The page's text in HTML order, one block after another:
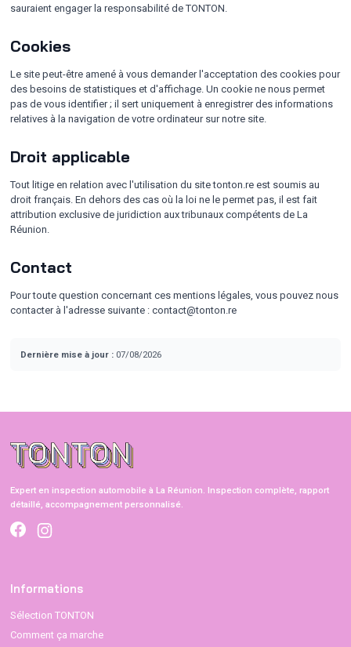
sauraient engager la responsabilité de TONTON.
Cookies
Le site peut-être amené à vous demander l'acceptation des cookies pour
des besoins de statistiques et d'affichage. Un cookie ne nous permet
pas de vous identifier ; il sert uniquement à enregistrer des informations
relatives à la navigation de votre ordinateur sur notre site.
Droit applicable
Tout litige en relation avec l'utilisation du site tonton.re est soumis au
droit français. En dehors des cas où la loi ne le permet pas, il est fait
attribution exclusive de juridiction aux tribunaux compétents de La
Réunion.
Contact
Pour toute question concernant ces mentions légales, vous pouvez nous
contacter à l'adresse suivante : contact@tonton.re
Dernière mise à jour : 07/08/2026
Expert en inspection automobile à La Réunion. Inspection complète, rapport
détaillé, accompagnement personnalisé.
Informations
Sélection TONTON
Comment ça marche